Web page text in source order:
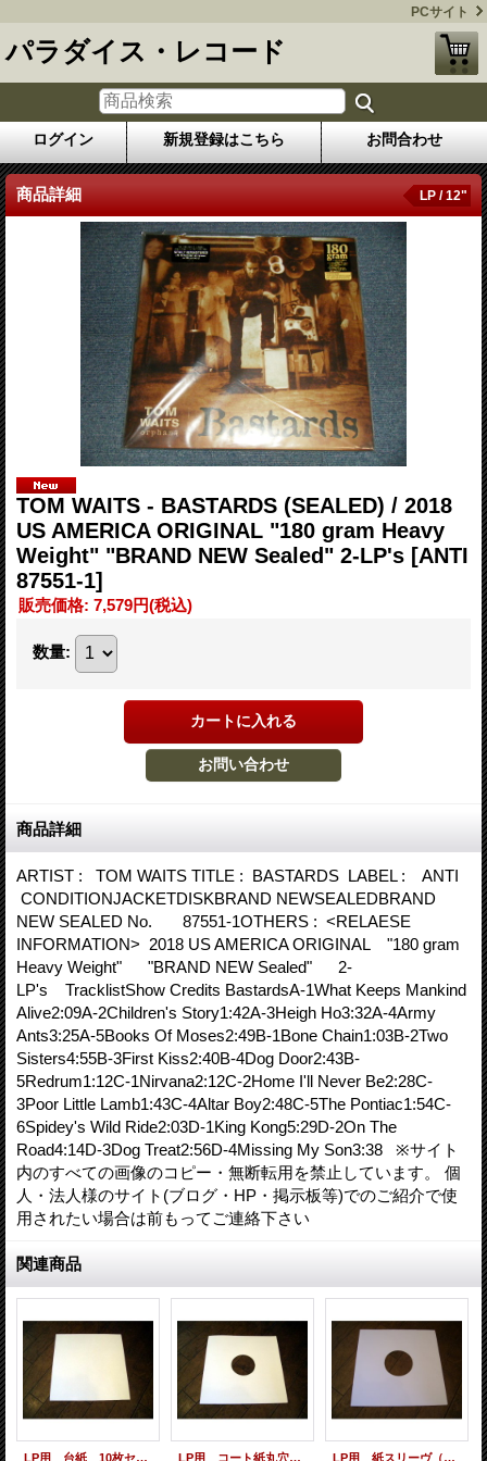
PCサイト
パラダイス・レコード
ログイン 新規登録はこちら お問合わせ
商品詳細 LP / 12"
TOM WAITS - BASTARDS (SEALED) / 2018
US AMERICA ORIGINAL "180 gram Heavy
Weight" "BRAND NEW Sealed" 2-LP's [ANTI
87551-1]
販売価格: 7,579円(税込)
数量:
商品詳細
ARTIST : TOM WAITS TITLE : BASTARDS LABEL : ANTI
CONDITIONJACKETDISKBRAND NEWSEALEDBRAND
NEW SEALED No. 87551-1OTHERS : <RELAESE
INFORMATION> 2018 US AMERICA ORIGINAL "180 gram
Heavy Weight" "BRAND NEW Sealed" 2-
LP's TracklistShow Credits BastardsA-1What Keeps Mankind
Alive2:09A-2Children's Story1:42A-3Heigh Ho3:32A-4Army
Ants3:25A-5Books Of Moses2:49B-1Bone Chain1:03B-2Two
Sisters4:55B-3First Kiss2:40B-4Dog Door2:43B-
5Redrum1:12C-1Nirvana2:12C-2Home I'll Never Be2:28C-
3Poor Little Lamb1:43C-4Altar Boy2:48C-5The Pontiac1:54C-
6Spidey's Wild Ride2:03D-1King Kong5:29D-2On The
Road4:14D-3Dog Treat2:56D-4Missing My Son3:38 ※サイト
内のすべての画像のコピー・無断転用を禁止しています。 個
人・法人様のサイト(ブログ・HP・掲示板等)でのご紹介で使
用されたい場合は前もってご連絡下さい
関連商品
LP用 台紙 10枚セット LP用 コート紙丸穴ジャケ 10枚セット LP用 紙スリーヴ（レギュラー 四角の角） 10枚セット